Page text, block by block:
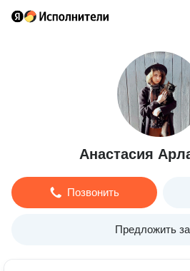
Анастасия
Позвонить
Предложить